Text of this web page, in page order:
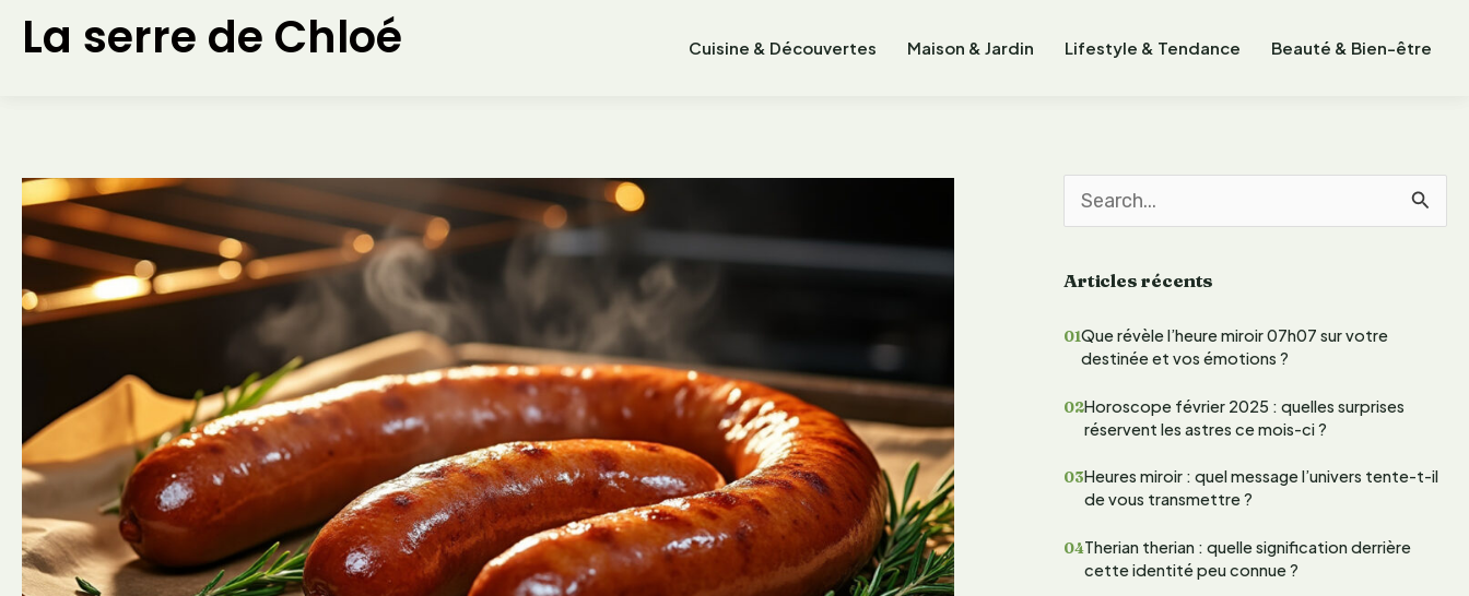
contenu
La serre de Chloé Cuisine & Découvertes Maison & Jardin Lifestyle & Tendance Beauté & Bien-être
c
r
h
r
Articles récents
Que révèle l’heure miroir 07h07 sur votre
destinée et vos émotions ?
Horoscope février 2025 : quelles surprises
réservent les astres ce mois-ci ?
Heures miroir : quel message l’univers tente-t-il
de vous transmettre ?
Therian therian : quelle signification derrière
cette identité peu connue ?